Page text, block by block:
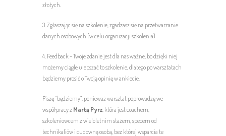
złotych.
3. Zgłaszając się na szkolenie, zgadzasz się na przetwarzanie
danych osobowych (w celu organizacji szkolenia)
4. Feedback – Twoje zdanie jest dla nas ważne, bo dzięki niej
możemy ciągle ulepszać to szkolenie, dlatego po warsztatach
będziemy prosić o Twoją opinię w ankiecie.
Piszę “będziemy”, ponieważ warsztat poprowadzę we
współpracy z Martą Pyrz , która jest coachem,
szkoleniowcem z wieloletnim stażem, specem od
technikaliów i cudowną osobą, bez której wsparcia te